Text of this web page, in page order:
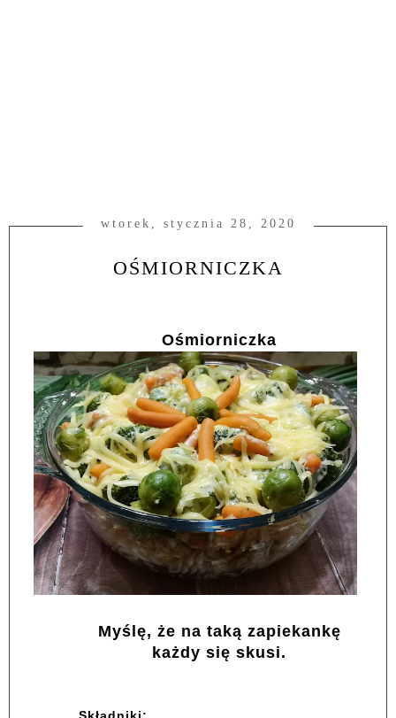
wtorek, stycznia 28, 2020
OŚMIORNICZKA
Ośmiorniczka
Myślę, że na taką zapiekankę
każdy się skusi.
Składniki: